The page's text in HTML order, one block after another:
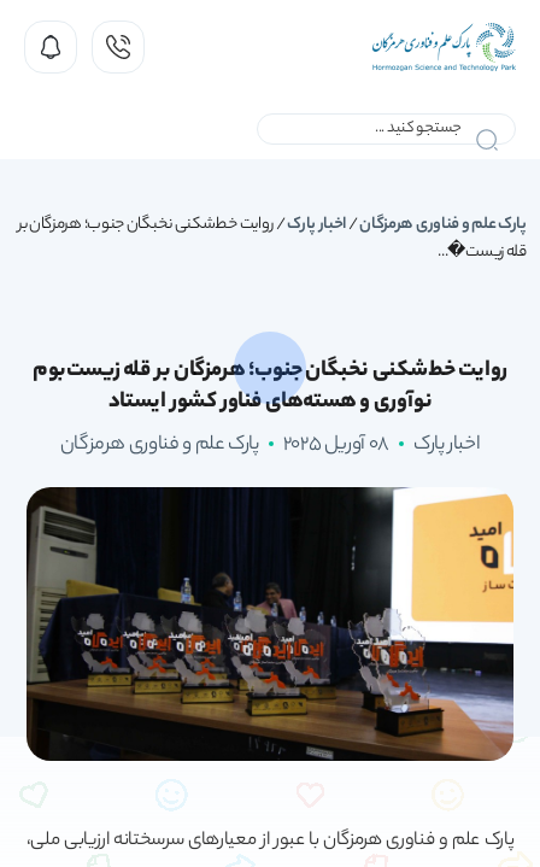
پارک علم و فناوری هرمزگان/اخبار پارک/روایت خط‌شکنی نخبگان جنوب؛ هرمزگان بر
قله زیست‌�...
روایت خط‌شکنی نخبگان جنوب؛ هرمزگان بر قله زیست‌بوم
نوآوری و هسته‌های فناور کشور ایستاد
اخبار پارک 08 آوریل 2025 پارک علم و فناوری هرمزگان
پارک علم و فناوری هرمزگان با عبور از معیارهای سرسختانه ارزیابی ملی،